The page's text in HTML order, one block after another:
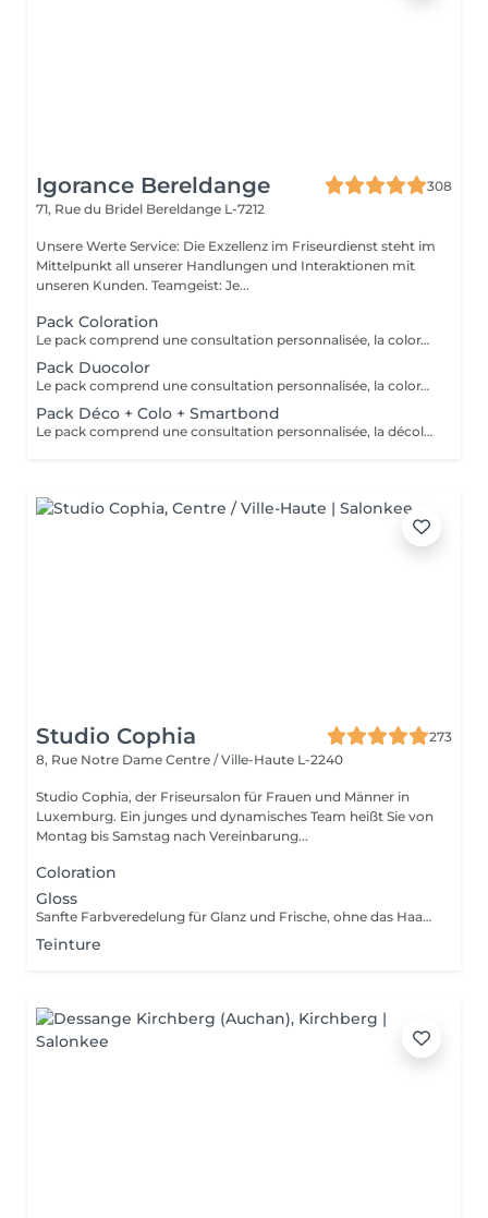
Igorance Bereldange
308
71, Rue du Bridel Bereldange L-7212
Unsere Werte Service: Die Exzellenz im Friseurdienst steht im
Mittelpunkt all unserer Handlungen und Interaktionen mit
unseren Kunden. Teamgeist: Je...
Pack Coloration
Le pack comprend une consultation personnalisée, la coloration des racines avec les produits L’OREAL PROFESSIONNEL , shampooing et conditionneur spécifiques REDKEN , le séchage et les produits de styling REDKEN Option Coupe : la coupe IGORANCE ( finition sur cheveux secs), le séchage et les produits de finitions REDKEN. * Tarifs à titre indicatifs à confirmer après la consultation personnalisée établit auprès de votre coiffeur/stylist/spécialiste * La direction se réserve le droit d’apporter des modifications pour le bon fonctionnement du salon
Pack Duocolor
Le pack comprend une consultation personnalisée, la coloration des racines et un coup de soleil avec les produits LOREAL PROFESSIONNEL , shampooing et conditionneur spécifiques REDKEN , le séchage et les produits de styling REDKEN Option Coupe : la coupe IGORANCE (finitions sur cheveux secs) , le séchage et les produits de styling REDKEN * Tarifs à titre indicatifs à confirmer après la consultation personnalisée établit auprès de votre coiffeur/stylist/spécialiste * La direction se réserve le droit d’apporter des modifications pour le bon fonctionnement du salon
Pack Déco + Colo + Smartbond
Le pack comprend une consultation personnalisée, la décoloration avec son protecteur et le gloss avec les produits LOREAL PROFESSIONNEL , shampooing et conditionneur spécifiques REDKEN , le séchage et les produits de styling REDKEN Option Coupe : la coupe IGORANCE (finition sur cheveux secs), le séchage et les produits de styling REDKEN. * Tarifs à titre indicatifs à confirmer après la consultation personnalisée établit auprès de votre coiffeur/stylist/spécialiste * La direction se réserve le droit d’apporter des modifications pour le bon fonctionnement du salon
Studio Cophia
273
8, Rue Notre Dame Centre / Ville-Haute L-2240
Studio Cophia, der Friseursalon für Frauen und Männer in
Luxemburg. Ein junges und dynamisches Team heißt Sie von
Montag bis Samstag nach Vereinbarung...
Coloration
Gloss
Sanfte Farbveredelung für Glanz und Frische, ohne das Haar zu belasten. Gentle color refinement for shine and freshness, without stressing the hair. Soin colorant léger pour éclat et fraîcheur, sans agresser les cheveux.
Teinture